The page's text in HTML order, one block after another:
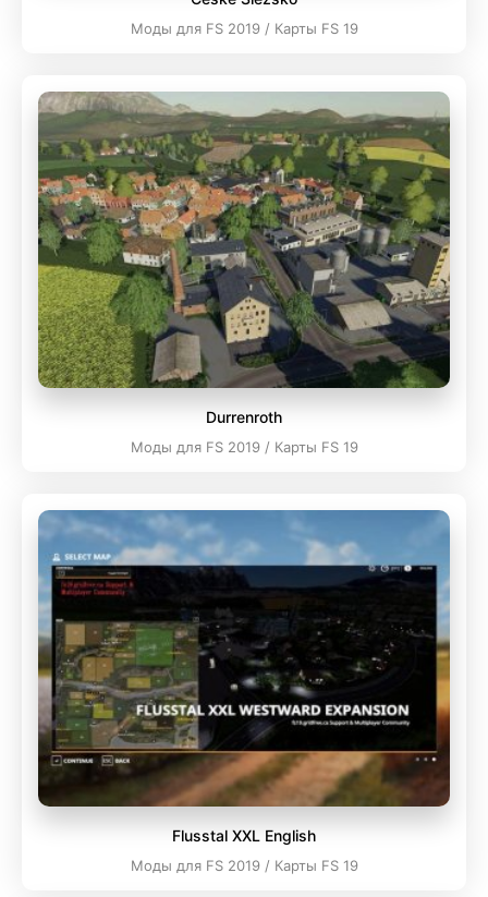
Моды для FS 2019 / Карты FS 19
Durrenroth
Моды для FS 2019 / Карты FS 19
Flusstal XXL English
Моды для FS 2019 / Карты FS 19